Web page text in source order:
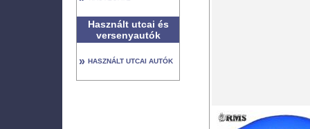
Használt utcai és
versenyautók
» HASZNÁLT UTCAI AUTÓK